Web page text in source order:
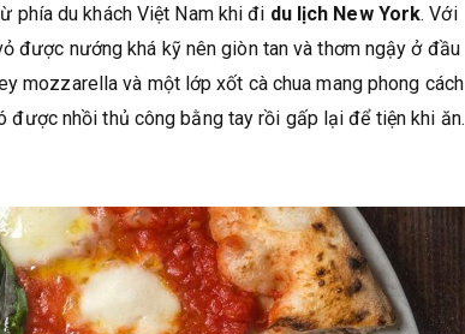
phía du khách Việt Nam khi đi du lịch New York. Với
được nướng khá kỹ nên giòn tan và thơm ngậy ở đầu
mozzarella và một lớp xốt cà chua mang phong cách
được nhồi thủ công bằng tay rồi gấp lại để tiện khi ăn.